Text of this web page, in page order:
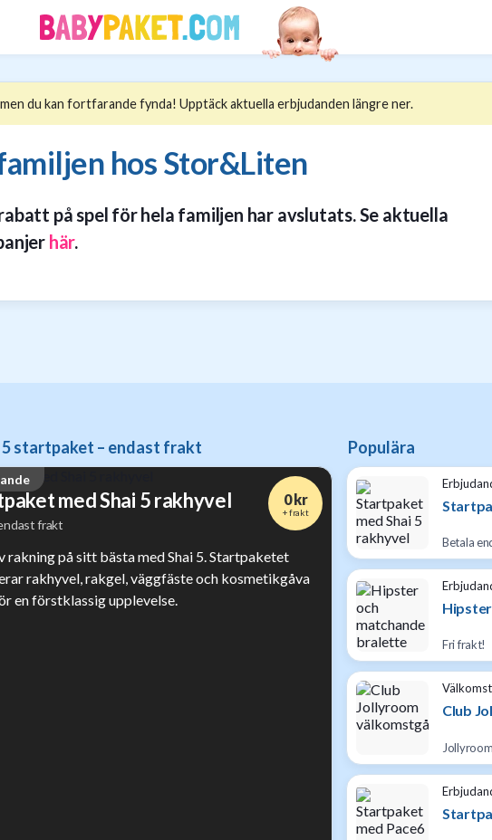
du kan fortfarande fynda! Upptäck aktuella erbjudanden längre ner.
hos Stor&Liten
på spel för hela familjen har avslutats. Se aktuella
här.
5 startpaket – endast frakt
med Shai 5 rakhyvel
frakt
0 kr
+ frakt
rakning på sitt bästa med Shai 5. Startpaketet
rakhyvel, rakgel, väggfäste och kosmetikgåva
en förstklassig upplevelse.
Populära
Betala
Fri frakt!
Club
Jollyroom